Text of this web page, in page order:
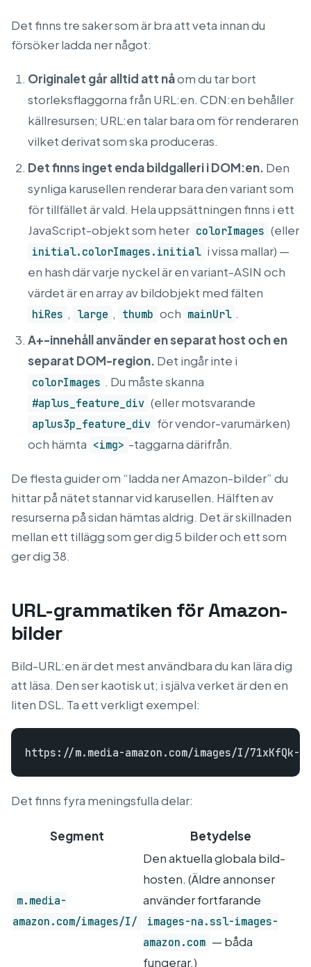
Det finns tre saker som är bra att veta innan du
försöker ladda ner något:
Originalet går alltid att nåom du tar bort
storleksflaggorna från URL:en. CDN:en behåller
källresursen; URL:en talar bara om för renderaren
vilket derivat som ska produceras.
Det finns inget enda bildgalleri i DOM:en. Den
synliga karusellen renderar bara den variant som
för tillfället är vald. Hela uppsättningen finns i ett
JavaScript-objekt som heter colorImages (eller
initial.colorImages.initial i vissa mallar) —
en hash där varje nyckel är en variant-ASIN och
värdet är en array av bildobjekt med fälten
hiRes , large , thumb och mainUrl .
A+-innehåll använder en separat host och en
separat DOM-region. Det ingår inte i
colorImages . Du måste skanna
#aplus_feature_div (eller motsvarande
aplus3p_feature_div för vendor-varumärken)
och hämta <img> -taggarna därifrån.
De flesta guider om “ladda ner Amazon-bilder” du
hittar på nätet stannar vid karusellen. Hälften av
resurserna på sidan hämtas aldrig. Det är skillnaden
mellan ett tillägg som ger dig 5 bilder och ett som
ger dig 38.
URL-grammatiken för Amazon-
bilder
Bild-URL:en är det mest användbara du kan lära dig
att läsa. Den ser kaotisk ut; i själva verket är den en
liten DSL. Ta ett verkligt exempel:
Det finns fyra meningsfulla delar:
Segment Betydelse
m.media-
amazon.com/images/I/
Den aktuella globala bild-
hosten. (Äldre annonser
använder fortfarande
images-na.ssl-images-
amazon.com — båda
fungerar.)